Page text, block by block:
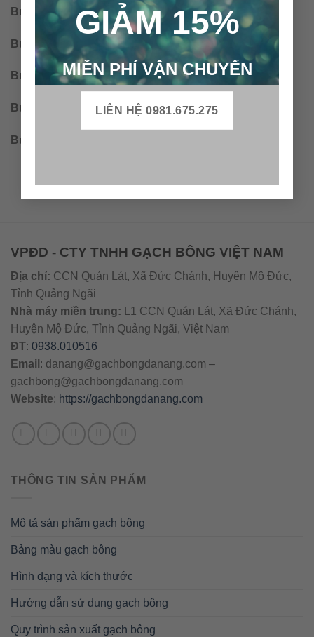
GIẢM 15%
MIỄN PHÍ VẬN CHUYỂN
LIÊN HỆ 0981.675.275
Bước 4: Rắc hồ lớp đế
Bước 5: Ép thủy lực
Bước 6: Tách khuôn
Bước 7: Rửa & dưỡng hộ tự nhiên
Bước 8:
VPĐD - CTY TNHH GẠCH BÔNG VIỆT NAM
Địa chỉ: CCN Quán Lát, Xã Đức Chánh, Huyện Mộ Đức,
Tỉnh Quảng Ngãi
Nhà máy miền trung: L1 CCN Quán Lát, Xã Đức Chánh,
Huyện Mộ Đức, Tỉnh Quảng Ngãi, Việt Nam
ĐT: 0938.010516
Email : danang@gachbongdanang.com –
gachbong@gachbongdanang.com
Website: https://gachbongdanang.com
THÔNG TIN SẢN PHẨM
Mô tả sản phẩm gạch bông
Bảng màu gạch bông
Hình dạng và kích thước
Hướng dẫn sử dụng gạch bông
Quy trình sản xuất gạch bông